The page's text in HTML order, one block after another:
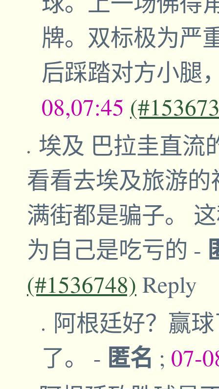
牌。双标极为严
后踩踏对方小腿
08,07:45
埃及 巴拉圭直流
看看去埃及旅游
满街都是骗子。
为自己是吃亏的 -
(#1536748) Reply
阿根廷好？赢
了。 - 匿名 ; 07-